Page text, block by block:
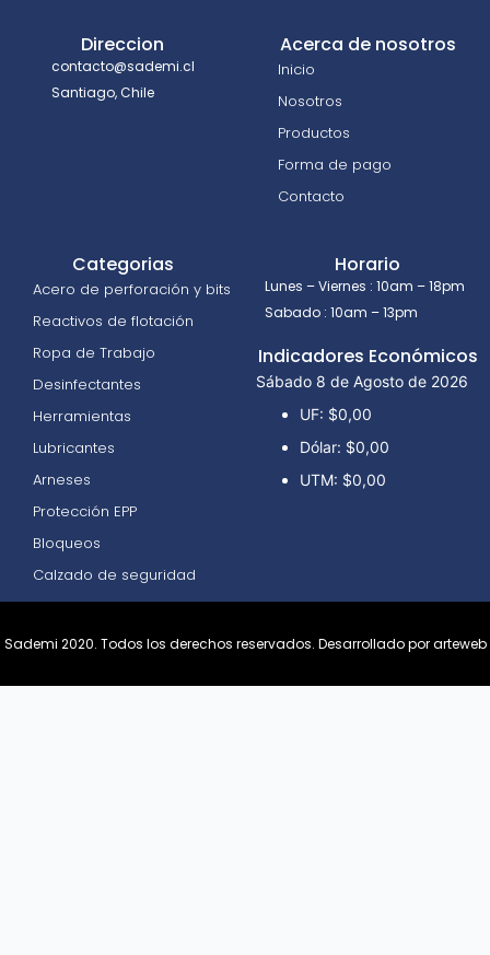
Direccion
contacto@sademi.cl
Santiago, Chile
Acerca de nosotros
Inicio
Nosotros
Productos
Forma de pago
Contacto
Categorias
Acero de perforación y bits
Reactivos de flotación
Ropa de Trabajo
Desinfectantes
Herramientas
Lubricantes
Arneses
Protección EPP
Bloqueos
Calzado de seguridad
Horario
Lunes – Viernes : 10am – 18pm
Sabado : 10am – 13pm
Indicadores Económicos
Sábado 8 de Agosto de 2026
UF: $0,00
Dólar: $0,00
UTM: $0,00
Sademi 2020. Todos los derechos reservados. Desarrollado por arteweb